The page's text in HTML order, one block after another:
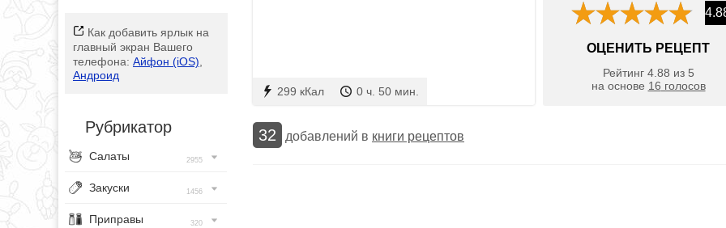
Как добавить ярлык на
главный экран Вашего
телефона: Айфон (iOS)
Андроид
Рубрикатор
Салаты 2955
Закуски 1456
Приправы 320
299 кКал 0 ч. 50 мин.
ОЦЕНИТЬ РЕЦЕПТ
Рейтинг 4.88 из 5
на основе 16 голосов
32 добавлений в книги рецептов